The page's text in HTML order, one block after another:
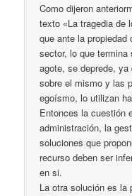
Como dijeron
texto «La tragedia de
que ante la propiedad
sector, lo que
agote, se deprede,
sobre el mismo y las
egoísmo, lo utilizan
Entonces la cuestión
administración, la
soluciones que
recurso deben ser
en si.
La otra solución es la